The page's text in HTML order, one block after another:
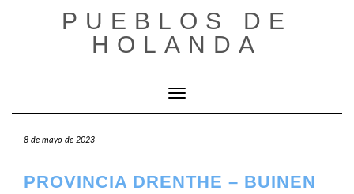
PUEBLOS DE
HOLANDA
Cambiar modo de navegación
8 de mayo de 2023
PROVINCIA DRENTHE – BUINEN